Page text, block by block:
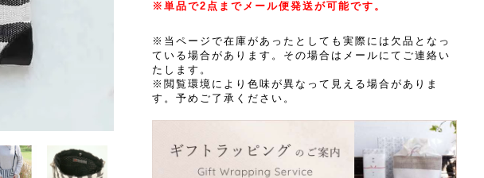
※単品で2点までメール便発送が可能です。
※当ページで在庫があったとしても実際には欠品となっ
ている場合があります。その場合はメールにてご連絡い
たします。
※閲覧環境により色味が異なって見える場合がありま
す。予めご了承ください。